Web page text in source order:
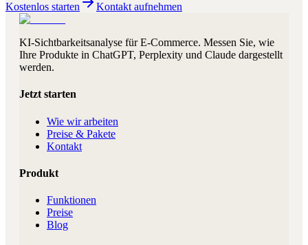
Kostenlos starten Kontakt aufnehmen
KI-Sichtbarkeitsanalyse für E-Commerce. Messen Sie, wie
Ihre Produkte in ChatGPT, Perplexity und Claude dargestellt
werden.
Jetzt starten
Wie wir arbeiten
Preise & Pakete
Kontakt
Produkt
Funktionen
Preise
Blog